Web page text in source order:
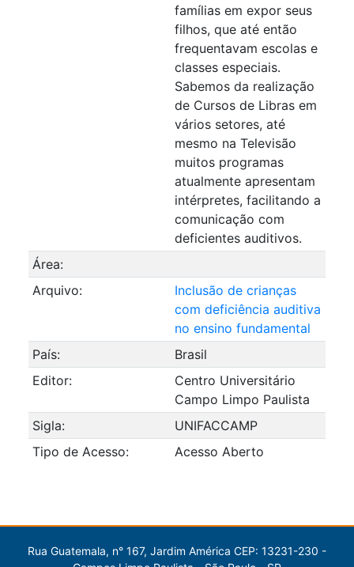
famílias em expor seus
filhos, que até então
frequentavam escolas e
classes especiais.
Sabemos da realização
de Cursos de Libras em
vários setores, até
mesmo na Televisão
muitos programas
atualmente apresentam
intérpretes, facilitando a
comunicação com
deficientes auditivos.
Área:
Arquivo:
Inclusão de crianças
com deficiência auditiva
no ensino fundamental
País:
Brasil
Editor:
Centro Universitário
Campo Limpo Paulista
Sigla:
UNIFACCAMP
Tipo de Acesso:
Acesso Aberto
Rua Guatemala, n° 167, Jardim América CEP: 13231-230 -